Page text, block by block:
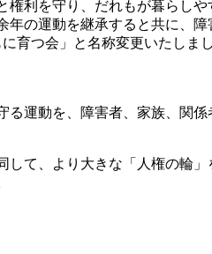
利を守り、だれもが暮らし
の運動を継承すると共に、
育つ会」と名称変更いたし
運動を、障害者、家族、関
て、より大きな「人権の輪